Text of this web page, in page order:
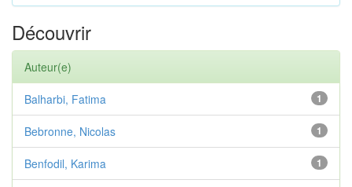
Découvrir
Auteur(e)
1
Balharbi, Fatima
1
Bebronne, Nicolas
1
Benfodil, Karima